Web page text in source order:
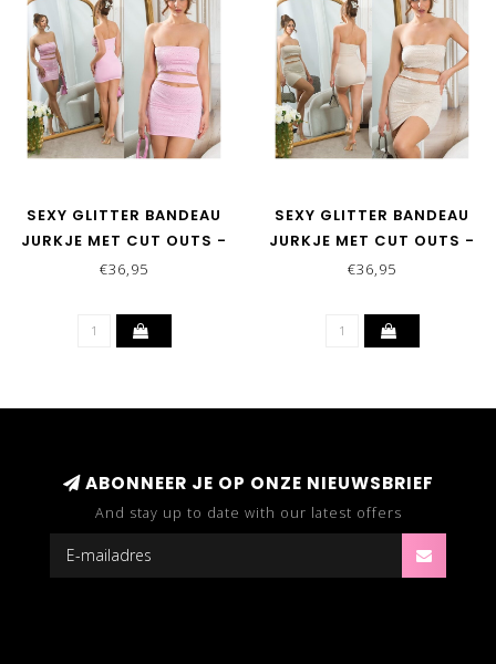
SEXY GLITTER BANDEAU
JURKJE MET CUT OUTS -
ROZE
€36,95
SEXY GLITTER BANDEAU
JURKJE MET CUT OUTS -
BEIGE
€36,95
ABONNEER JE OP ONZE NIEUWSBRIEF
And stay up to date with our latest offers